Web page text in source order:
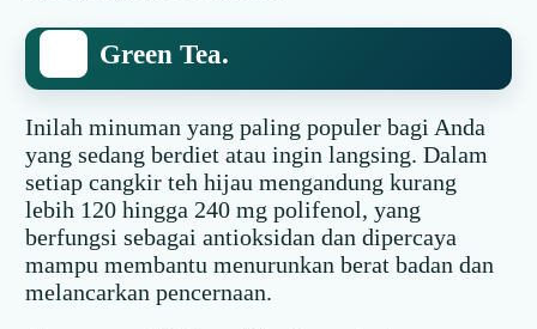
Green Tea.
Inilah minuman yang paling populer bagi Anda
yang sedang berdiet atau ingin langsing. Dalam
setiap cangkir teh hijau mengandung kurang
lebih 120 hingga 240 mg polifenol, yang
berfungsi sebagai antioksidan dan dipercaya
mampu membantu menurunkan berat badan dan
melancarkan pencernaan.